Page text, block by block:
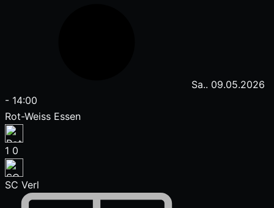
Sa.. 09.05.2026
- 14:00
Rot-Weiss Essen
1 0
SC Verl